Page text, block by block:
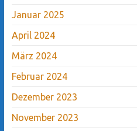
Januar 2025
April 2024
März 2024
Februar 2024
Dezember 2023
November 2023